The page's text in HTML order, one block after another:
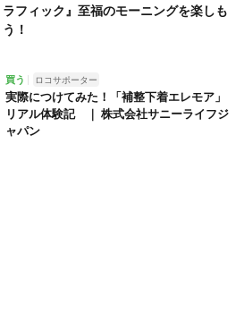
ラフィック』至福のモーニングを楽しも
う！
買う ロコサポーター
実際につけてみた！「補整下着エレモア」
リアル体験記 ｜ 株式会社サニーライフジ
ャパン